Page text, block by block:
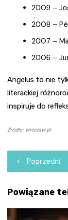
2009 –
2008 –
2007 –
2006 –
Angelus to nie
literackiej
inspiruje do
Źródło: wroclaw.pl
wpisu
Poprzedni
Powiązane